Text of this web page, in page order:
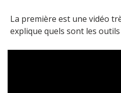
La première est une vidéo
explique quels sont les